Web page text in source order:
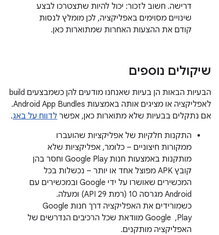
דרישה. חשוב לזכור: יכול להיות שתצטרכו לבצע
שינויים מסוימים באפליקציה, לכן מומלץ לנסות
קודם את ההצעות האחרות שמתוארות כאן.
שיקולים נוספים
הבעיות הבאות הן בעיות שאנחנו מודעים להן כשמבצעים build
לאפליקציה או מציגים אותה באמצעות Android App Bundles.
אם נתקלים בבעיות שלא מתוארות כאן, אפשר לדווח על באג.
התקנות חלקיות של אפליקציות שהועברו
ממקורות חיצוניים – כלומר, אפליקציות שלא
מותקנות באמצעות חנות Google Play וחסר בהן
קובץ APK מפוצל אחד או יותר – נכשלות בכל
המכשירים שאושרו על ידי Google ובמכשירים עם
Android מגרסה 10 (רמת API 29) ומעלה.
כשמורידים את האפליקציה דרך חנות Google
Play, ‏ Google מוודאת שכל הרכיבים הנדרשים של
האפליקציה מותקנים.